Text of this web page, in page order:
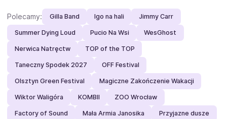
Polecamy: Gilla Band Igo na hali Jimmy Carr
Summer Dying Loud Pucio Na Wsi WesGhost
Nerwica Natręctw TOP of the TOP
Taneczny Spodek 2027 OFF Festival
Olsztyn Green Festival Magiczne Zakończenie Wakacji
Wiktor Waligóra KOMBII ZOO Wrocław
Factory of Sound Mała Armia Janosika Przyjazne dusze